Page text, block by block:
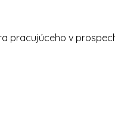
pracujúceho v